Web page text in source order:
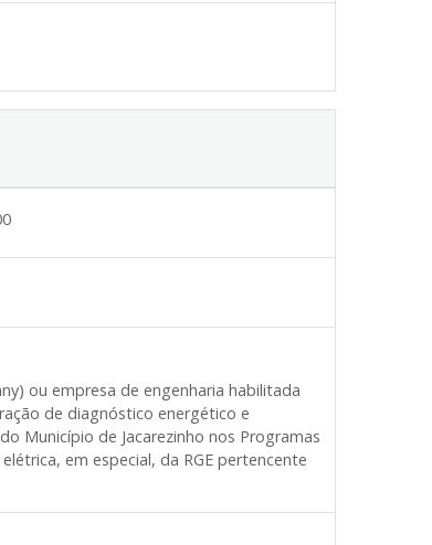
ou empresa de engenharia habilitada
de diagnóstico energético e
Município de Jacarezinho nos Programas
em especial, da RGE pertencente